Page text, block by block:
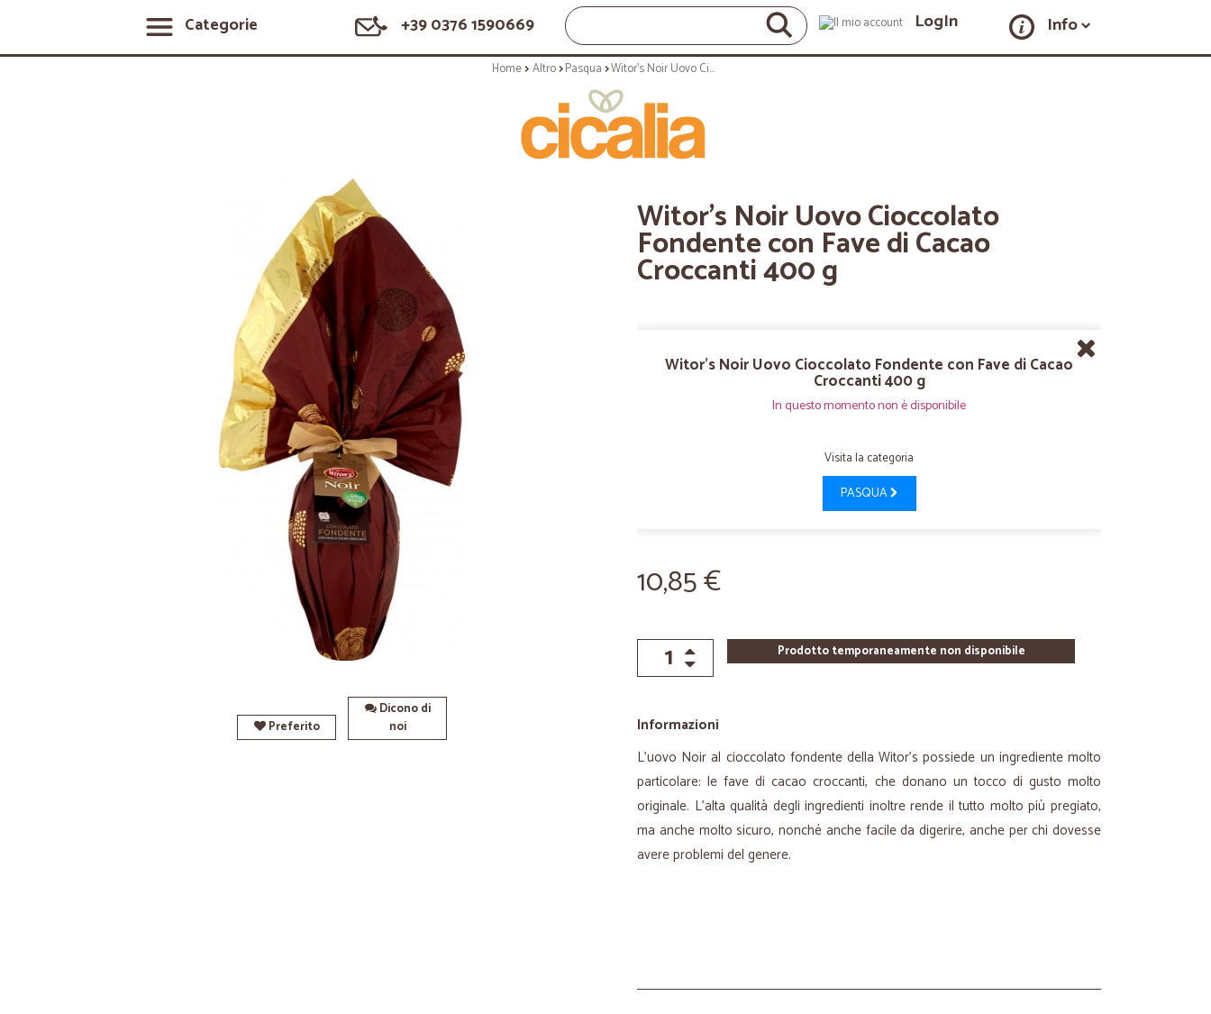
Categorie +39 0376 1590669 LogIn Info
Home Altro Pasqua Witor's Noir Uovo Cioccolato Fondente con Fave di Cacao Croccanti 400 g
Preferito
Dicono di
noi
Witor's Noir Uovo Cioccolato
Fondente con Fave di Cacao
Croccanti 400 g
Witor's Noir Uovo Cioccolato Fondente con Fave di Cacao
Croccanti 400 g
In questo momento non è disponibile
Visita la categoria
PASQUA
10,85 €
Prodotto temporaneamente non disponibile
Informazioni
L’uovo Noir al cioccolato fondente della Witor’s possiede un ingrediente molto
particolare: le fave di cacao croccanti, che donano un tocco di gusto molto
originale. L’alta qualità degli ingredienti inoltre rende il tutto molto più pregiato,
ma anche molto sicuro, nonché anche facile da digerire, anche per chi dovesse
avere problemi del genere.